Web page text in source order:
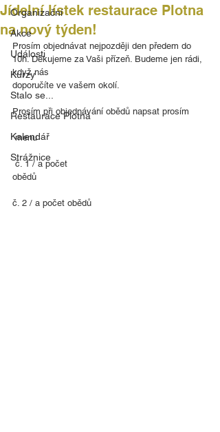
Organizační
Akce
Události
Kurzy
Stalo se...
Restaurace Plotna
Kalendář
Strážnice
Jídelní lístek restaurace Plotna
na nový týden!
Prosím objednávat nejpozději den předem do
10h. Děkujeme za Vaši přízeň. Budeme jen rádi,
když nás
doporučíte ve vašem okolí.
Prosím při objednávání obědů napsat prosím
menu
č. 1 / a počet
obědů
č. 2 / a počet obědů